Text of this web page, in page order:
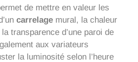
de mettre en valeur les
carrelage mural, la chaleur
la transparence d’une paroi de
aux variateurs
la luminosité selon l’heure